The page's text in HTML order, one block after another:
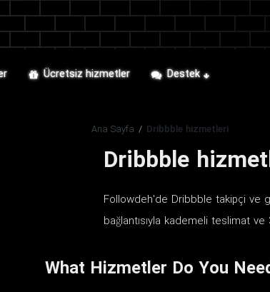
Ücretsiz hizmetler Destek
Ana Sayfa / Dribbble hizmetleri
Dribbble
Followdeh'de Dribbble takipçi ve
bağlantısıyla kademeli teslimat
What Hizmetler Do You